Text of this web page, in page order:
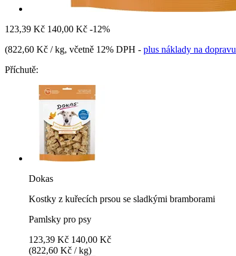
123,39 Kč 140,00 Kč -12%
(822,60 Kč / kg, včetně 12% DPH - plus náklady na dopravu
Příchutě:
Dokas
Kostky z kuřecích prsou se sladkými bramborami
Pamlsky pro psy
123,39 Kč 140,00 Kč
(822,60 Kč / kg)